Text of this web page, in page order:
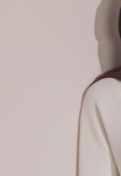
Selepas mengakses bil
menyelesaikan
bar kedai serbaneka,
Perkhidmatan ini
yang membolehkan
melalui perkhidmatan ini
atau pembayaran
Syarikat, dan pelanggan
perjanjian menggunakan
prapesanan atau produk
lama untuk dihantar).
kepada AFTEE dalam
Kedua, Sekatan
1. Jumlah yang diperakui
NT$10,000. Amaun
keputusan pensijilan dan
2. Amaun perbelanjaan
3. Pada masa ini hanya
Ketiga, Syarat Perkhidmatan
Perkhidmatan AFTEE
Taiwan, Inc. dan AFTEE
NT$1,800 atau lebih
NT$60/pesanan |
NT$1,600 atau lebih
NT$100/pesanan |
NT$2,500 atau lebih